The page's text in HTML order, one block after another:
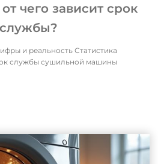
чего зависит срок
службы?
и реальность Статистика
службы сушильной машины